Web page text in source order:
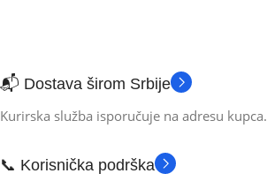
📬 Dostava širom Srbije
Kurirska služba isporučuje na adresu kupca.
📞 Korisnička podrška